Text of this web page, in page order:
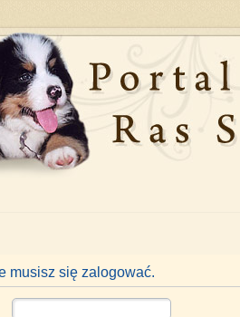
musisz się zalogować.